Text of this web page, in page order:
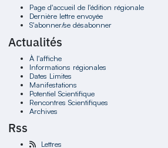
Page d'accueil de l'édition régionale
Dernière lettre envoyée
S'abonner/se désabonner
Actualités
À l'affiche
Informations régionales
Dates Limites
Manifestations
Potentiel Scientifique
Rencontres Scientifiques
Archives
Rss
Lettres